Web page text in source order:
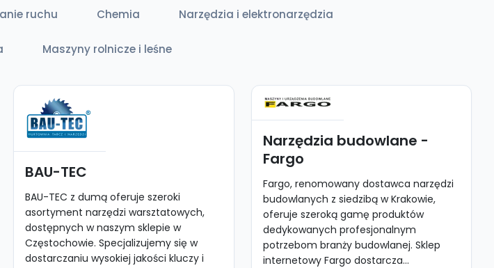
ruchu Chemia Narzędzia i elektronarzędzia
Maszyny rolnicze i leśne
BAU-TEC
BAU-TEC z dumą oferuje szeroki
asortyment narzędzi warsztatowych,
dostępnych w naszym sklepie w
Częstochowie. Specjalizujemy się w
dostarczaniu wysokiej jakości kluczy i
Narzędzia budowlane -
Fargo
Fargo, renomowany dostawca narzędzi
budowlanych z siedzibą w Krakowie,
oferuje szeroką gamę produktów
dedykowanych profesjonalnym
potrzebom branży budowlanej. Sklep
internetowy Fargo dostarcza...